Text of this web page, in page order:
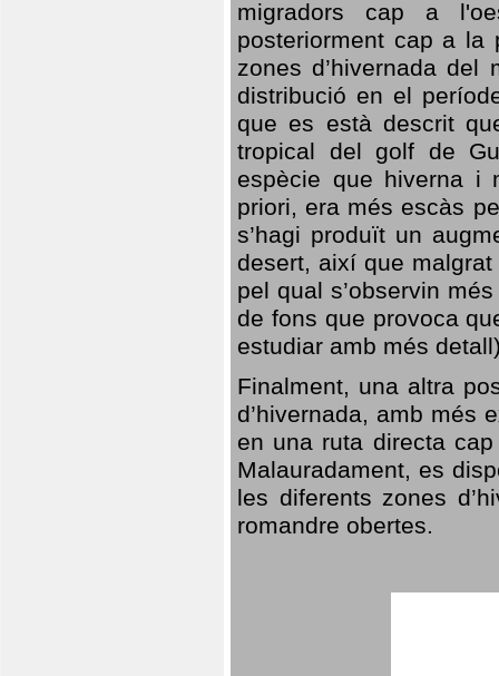
migradors cap a
posteriorment cap a la
zones d’hivernada
distribució en el
que es està descrit
tropical del golf de
espècie que hiverna i
priori, era més escàs
s’hagi produït un
desert, així que
pel qual s’observin
de fons que provoca
estudiar amb més
Finalment, una altra
d’hivernada, amb més
en una ruta directa
Malauradament, es
les diferents zones
romandre obertes.